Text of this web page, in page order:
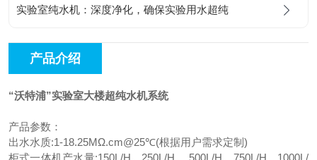
实验室纯水机：深度净化，确保实验用水超纯
产品介绍
“沃特浦”实验室大楼超纯水机系统
产品参数：
出水水质:1-18.25MΩ.cm@25℃(根据用户需求定制)
柜式一体机产水量:150L/H、250L/H、 500L/H、750L/H、1000L/